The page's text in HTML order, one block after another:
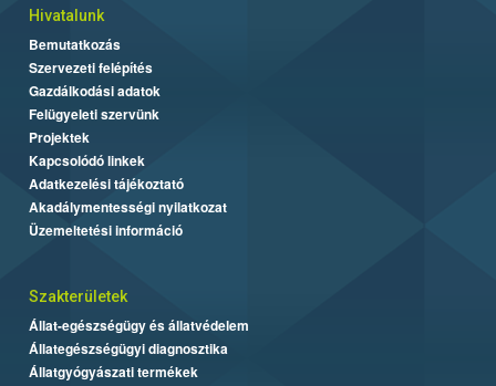
Hivatalunk
Bemutatkozás
Szervezeti felépítés
Gazdálkodási adatok
Felügyeleti szervünk
Projektek
Kapcsolódó linkek
Adatkezelési tájékoztató
Akadálymentességi nyilatkozat
Üzemeltetési információ
Szakterületek
Állat-egészségügy és állatvédelem
Állategészségügyi diagnosztika
Állatgyógyászati termékek